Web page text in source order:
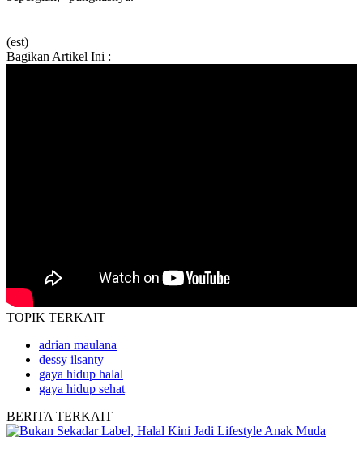
(est)
Bagikan Artikel Ini :
TOPIK TERKAIT
adrian maulana
dessy ilsanty
gaya hidup halal
gaya hidup sehat
BERITA TERKAIT